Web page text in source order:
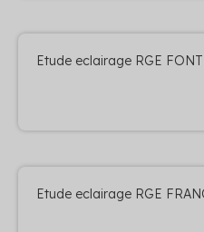
Etude eclairage RGE
Etude eclairage RGE